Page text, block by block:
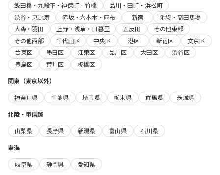
飯田橋・九段下・神保町・竹橋
品川・田町・浜松町
渋谷・恵比寿
赤坂・六本木・麻布 新宿
池袋・高田馬場
大森・羽田
上野・浅草・日暮里 五反田
その他東部
その他西部
千代田区 中央区 港区 新宿区
文京区
台東区
墨田区 江東区 品川区 大田区
渋谷区
豊島区
荒川区
板橋区
関東（東京以外）
神奈川県
千葉県 埼玉県 栃木県 群馬県
茨城県
北陸・甲信越
山梨県
長野県 新潟県 富山県
石川県
東海
岐阜県
静岡県
愛知県